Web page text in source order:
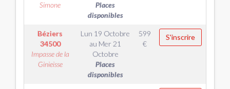
Simone
Places
disponibles
Béziers
34500
Impasse de la
Ginieisse
Lun 19 Octobre
au Mer 21
Octobre
Places
disponibles
599
€
S'inscrire